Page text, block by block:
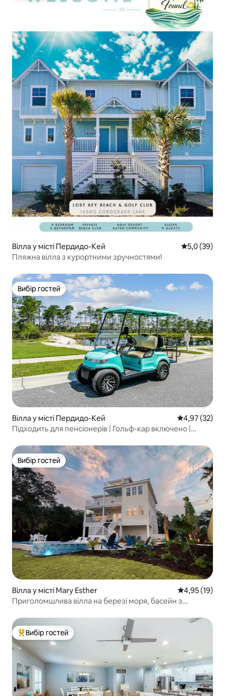
Вілла у місті Пердидо-Кей Середня
5,0 (39)
Пляжна вілла з курортними зручностями!
Вибір гостей
Вибір гостей
Вілла у місті Пердидо-Кей Середня
4,97 (32)
Підходить для пенсіонерів | Гольф-кар включено |
Вибір гостей
Вибір гостей
Вілла у місті Mary Esther Середня
4,95 (19)
Приголомшлива вілла на березі моря, басейн з
Топ вибір гостей
Вибір гостей